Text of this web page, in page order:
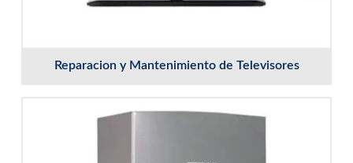
Reparacion y Mantenimiento de Televisores